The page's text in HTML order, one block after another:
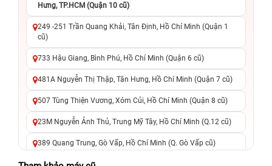
Hưng, TP.HCM (Quận 10 cũ)
249 -251 Trần Quang Khải, Tân Định, Hồ Chí Minh (Quận 1
cũ)
733 Hậu Giang, Bình Phú, Hồ Chí Minh (Quận 6 cũ)
481A Nguyễn Thị Thập, Tân Hưng, Hồ Chí Minh (Quận 7 cũ)
507 Tùng Thiện Vương, Xóm Củi, Hồ Chí Minh (Quận 8 cũ)
23M Nguyễn Ảnh Thủ, Trung Mỹ Tây, Hồ Chí Minh (Q.12 cũ)
389 Quang Trung, Gò Vấp, Hồ Chí Minh (Q. Gò Vấp cũ)
625 - 625A Âu Cơ, Tân Phú, Hồ Chí Minh (Quận Tân Phú cũ)